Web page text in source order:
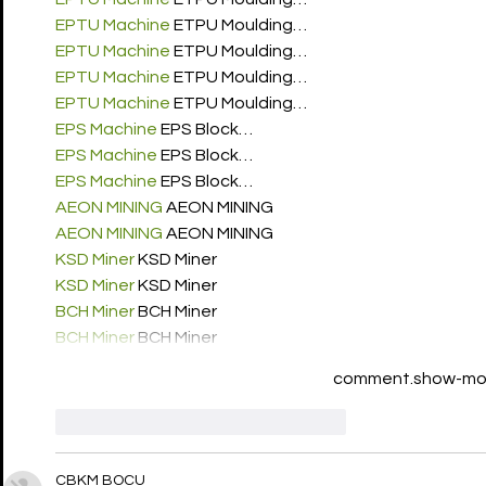
EPTU Machine ETPU Moulding…
EPTU Machine ETPU Moulding…
EPTU Machine ETPU Moulding…
EPTU Machine ETPU Moulding…
EPS Machine EPS Block…
EPS Machine EPS Block…
EPS Machine EPS Block…
AEON MINING AEON MINING
AEON MINING AEON MINING
KSD Miner KSD Miner
KSD Miner KSD Miner
BCH Miner BCH Miner
BCH Miner BCH Miner
comment.show-
CBKM BOCU